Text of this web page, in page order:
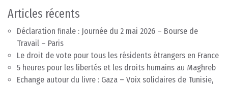
Articles récents
Déclaration finale : Journée du 2 mai 2026 – Bourse de
Travail – Paris
Le droit de vote pour tous les résidents étrangers en France
5 heures pour les libertés et les droits humains au Maghreb
Echange autour du livre : Gaza – Voix solidaires de Tunisie,